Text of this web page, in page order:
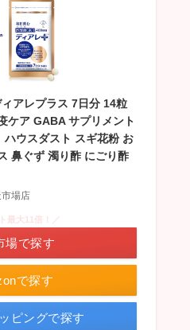
ィアレプラス 7日分 14粒
ケア GABA サプリメント
ウスダスト スギ花粉 お
鼻ぐず 濁り酢 にごり酢
場店
で探す
最大11倍！／
場で探す
ピングで探す